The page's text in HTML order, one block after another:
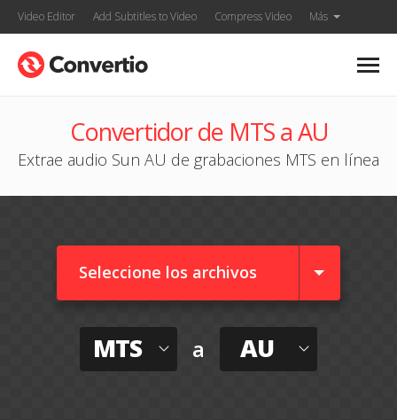
Video Editor Add Subtitles to Video Compress Video Más
Convertidor de MTS a AU
Extrae audio Sun AU de grabaciones MTS en línea
Seleccione los archivos
MTS a AU